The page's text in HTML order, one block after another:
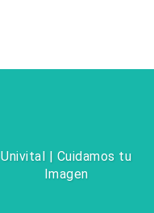
Univital | Cuidamos tu
Imagen